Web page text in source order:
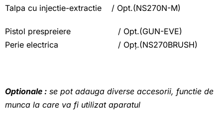
Talpa cu injectie-extractie / Opt.(NS270N-M)
Pistol prespreiere / Opt.(GUN-EVE)
Perie electrica / Opț.(NS270BRUSH)
Optionale : se pot adauga diverse accesorii, functie de
munca la care va fi utilizat aparatul